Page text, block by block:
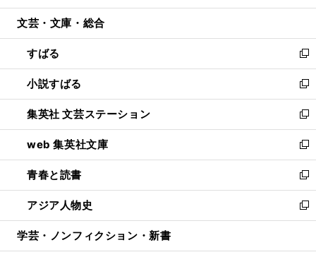
開
ウ
開
く
ン
ウ
で
開
く
ウ
ン
ド
ウ
で
開
く
文芸・文庫・総合
すばる
新
し
い
ウ
ィ
ン
ド
ウ
で
開
く
小説すばる
新
し
い
ウ
ィ
ン
ド
ウ
で
開
集英社 文芸ステーション
新
し
い
ウ
ィ
ン
ド
ウ
開
web 集英社文庫
新
し
い
ウ
ィ
ン
ウ
青春と読書
新
し
い
ウ
ン
アジア人物史
新
し
ウ
学芸・ノンフィクション・新書